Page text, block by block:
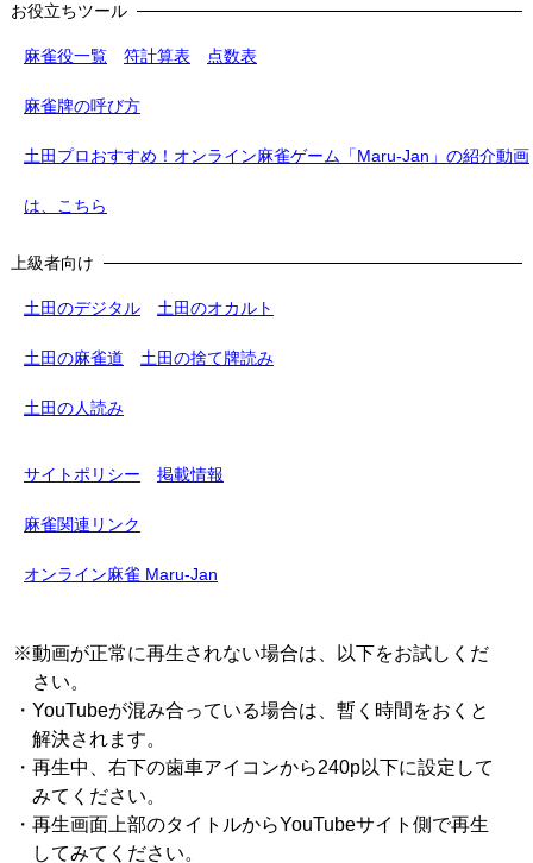
お役立ちツール
麻雀役一覧 符計算表 点数表
麻雀牌の呼び方
土田プロおすすめ！オンライン麻雀ゲーム「Maru-Jan」の紹介動画
は、こちら
上級者向け
土田のデジタル 土田のオカルト
土田の麻雀道 土田の捨て牌読み
土田の人読み
サイトポリシー 掲載情報
麻雀関連リンク
オンライン麻雀 Maru-Jan
※動画が正常に再生されない場合は、以下をお試しくだ
さい。
・YouTubeが混み合っている場合は、暫く時間をおくと
解決されます。
・再生中、右下の歯車アイコンから240p以下に設定して
みてください。
・再生画面上部のタイトルからYouTubeサイト側で再生
してみてください。